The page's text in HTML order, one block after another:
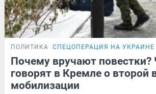
ПОЛИТИКА СПЕЦОПЕРАЦИЯ НА УКРАИНЕ
Почему вручают повестки?
говорят в Кремле о второй
мобилизации